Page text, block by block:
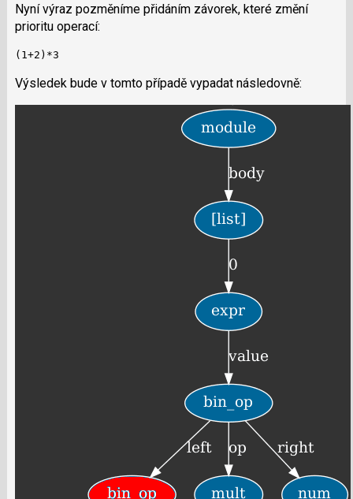
Nyní výraz pozměníme přidáním závorek, které změní
prioritu operací:
(1+2)*3
Výsledek bude v tomto případě vypadat následovně: